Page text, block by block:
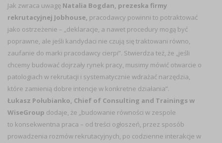
Jak zwraca uwagę Natalia Bogdan, prezeska firmy
rekrutacyjnej Jobhouse, pracodawcy powinni to potraktować
jako ostrzeżenie – „deklaracje, a nawet procedury mogą być
poprawne, ale jeśli kandydaci nie czują się traktowani równo,
zaufanie do marki pracodawcy cierpi”. Stwierdza też, że „jeśli
chcemy budować dojrzały rynek pracy, musimy mówić otwarcie o
patologiach w rekrutacji i systematycznie wdrażać narzędzia,
które zamienią dobre intencje w konkretne działania”.
Łukasz Połubianko, Chief of Consulting and Trainings w
WiseGroup dodaje, że „budowanie równości w zespole
to konsekwentna praca – od treści ogłoszeń, przez sposób
prowadzenia rozmów rekrutacyjnych, po codzienne interakcje w